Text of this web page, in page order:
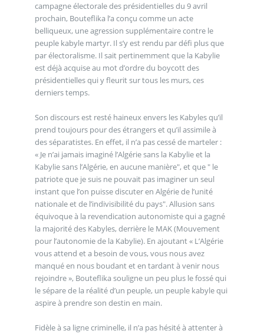
campagne électorale des présidentielles du 9 avril
prochain, Bouteflika l’a conçu comme un acte
belliqueux, une agression supplémentaire contre le
peuple kabyle martyr. Il s’y est rendu par défi plus que
par électoralisme. Il sait pertinemment que la Kabylie
est déjà acquise au mot d’ordre du boycott des
présidentielles qui y fleurit sur tous les murs, ces
derniers temps.
Son discours est resté haineux envers les Kabyles qu’il
prend toujours pour des étrangers et qu’il assimile à
des séparatistes. En effet, il n’a pas cessé de marteler :
« Je n’ai jamais imaginé l’Algérie sans la Kabylie et la
Kabylie sans l’Algérie, en aucune manière", et que " le
patriote que je suis ne pouvait pas imaginer un seul
instant que l’on puisse discuter en Algérie de l’unité
nationale et de l’indivisibilité du pays". Allusion sans
équivoque à la revendication autonomiste qui a gagné
la majorité des Kabyles, derrière le MAK (Mouvement
pour l’autonomie de la Kabylie). En ajoutant « L’Algérie
vous attend et a besoin de vous, vous nous avez
manqué en nous boudant et en tardant à venir nous
rejoindre », Bouteflika souligne un peu plus le fossé qui
le sépare de la réalité d’un peuple, un peuple kabyle qui
aspire à prendre son destin en main.
Fidèle à sa ligne criminelle, il n’a pas hésité à attenter à